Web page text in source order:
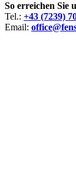
So erreichen Sie
Tel.: +43 (7239)
Email: